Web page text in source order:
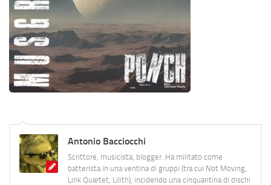
Antonio Bacciocchi
Scrittore, musicista, blogger. Ha militato come
batterista in una ventina di gruppi (tra cui Not Moving,
Link Quartet, Lilith), incidendo una cinquantina di dischi